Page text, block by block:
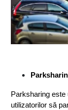
Parksharing
utilizatorilor să